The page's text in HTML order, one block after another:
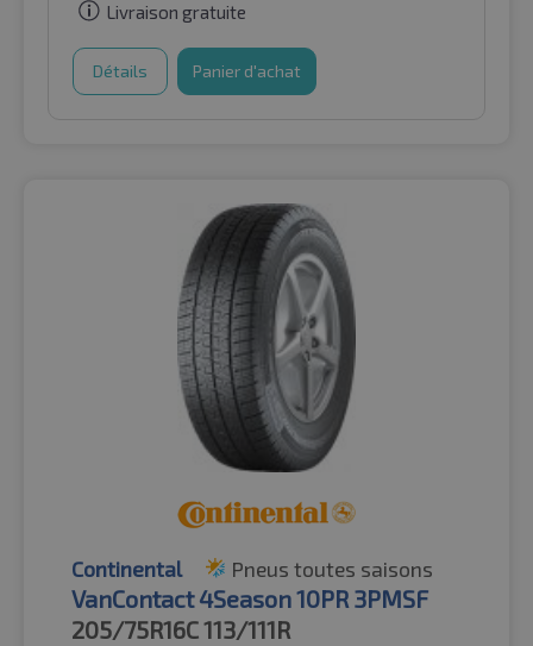
Livraison gratuite
Détails Panier d'achat
Continental Pneus toutes saisons
VanContact 4Season 10PR 3PMSF
205/75R16C113/111R